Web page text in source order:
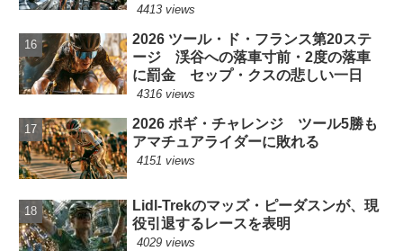
4413 views
2026 ツール・ド・フランス第20ステ
ージ 渓谷への落車寸前・2度の落車
に罰金 セップ・クスの悲しい一日
4316 views
2026 ポギ・チャレンジ ツール5勝も
アマチュアライダーに敗れる
4151 views
Lidl-Trekのマッズ・ピーダスンが、現
役引退するレースを表明
4029 views